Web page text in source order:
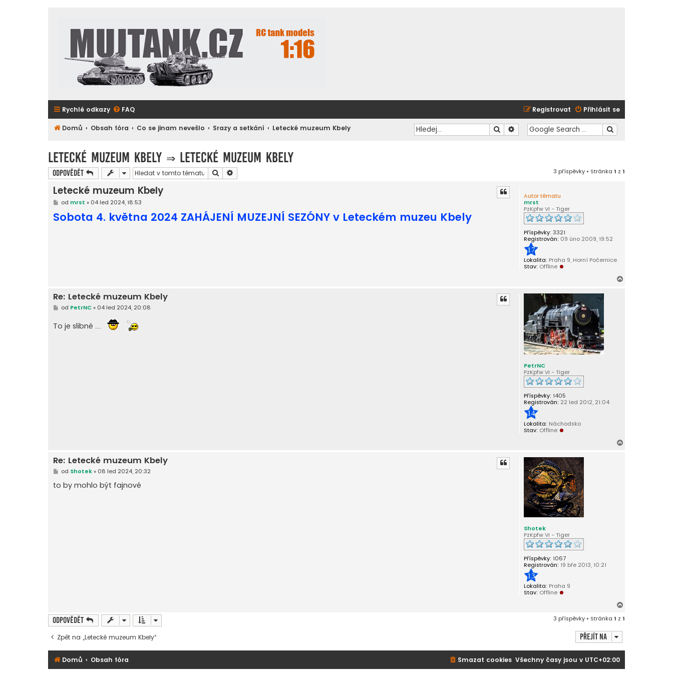
Rychlé odkazy FAQ Přihlásit se
Registrovat
Domů Obsah fóra Co se jinam nevešlo Srazy a setkání Letecké muzeum Kbely Hledat Pokročilé hledání
Letecké muzeum Kbely ⇒ Letecké muzeum Kbely
Odpovědět Hledat 3 příspěvky • Stránka 1 z 1
Autor tématu
mrst
PzKpfw VI - Tiger
Příspěvky: 3321
Registrován: 09 úno 2009, 19:52
17
Lokalita: Praha 9, Horní Počernice
Stav: Offline
Letecké muzeum Kbely
P
í
s
od mrst » 04 led 2024, 18:53
Sobota 4. května 2024 ZAHÁJENÍ MUZEJNÍ SEZÓNY v Leteckém muzeu Kbely
PetrNC
PzKpfw VI - Tiger
Příspěvky: 1405
Registrován: 22 led 2012, 21:04
14
Lokalita: Náchodsko
Stav: Offline
Re: Letecké muzeum Kbely
P
s
od PetrNC» 04 led 2024, 20:08
To je slibné ....
Shotek
PzKpfw VI - Tiger
Příspěvky: 1067
Registrován: 19 bře 2013, 10:21
13
Lokalita: Praha 9
Stav: Offline
Re: Letecké muzeum Kbely
P
í
s
od Shotek» 08 led 2024, 20:32
to by mohlo být fajnové
u
Odpovědět 3 příspěvky • Stránka 1 z 1
Zpět na „Letecké muzeum Kbely“ Přejít na
Domů Obsah fóra Všechny časy jsou v UTC+02:00
Smazat cookies